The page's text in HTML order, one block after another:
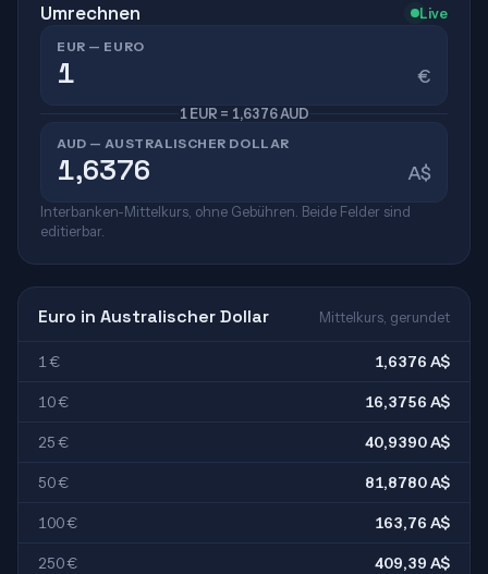
Umrechnen Live
EUR — EURO
€
1 EUR = 1,6376 AUD
AUD — AUSTRALISCHER DOLLAR
A$
Interbanken-Mittelkurs, ohne Gebühren. Beide Felder sind
editierbar.
Euro in Australischer Dollar Mittelkurs, gerundet
1 € 1,6376 A$
10 € 16,3756 A$
25 € 40,9390 A$
50 € 81,8780 A$
100 € 163,76 A$
250 € 409,39 A$